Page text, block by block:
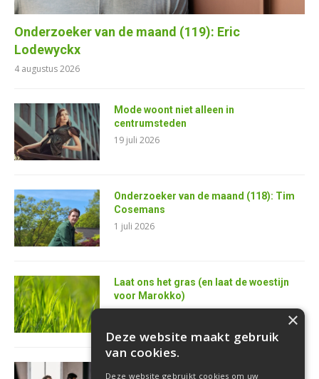
Onderzoeker van de maand (119): Eric
Lodewyckx
4 augustus 2026
Mode woont niet alleen in
centrumsteden
19 juli 2026
Onderzoeker van de maand (118): Tim
Cosemans
1 juli 2026
Laat ons het gras (en laat de woestijn
voor Marokko)
25 juni 2026 ×
Deze website maakt gebruik
van cookies.
Deze website gebruikt cookies om uw